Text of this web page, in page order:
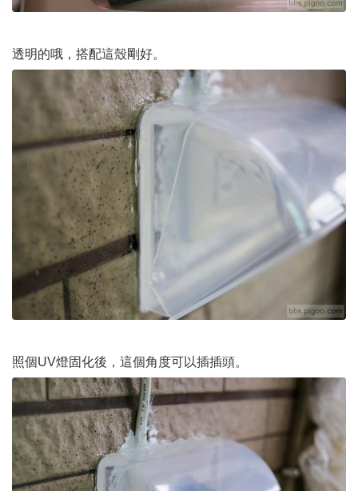
透明的哦，搭配這殼剛好。
照個UV燈固化後，這個角度可以插插頭。